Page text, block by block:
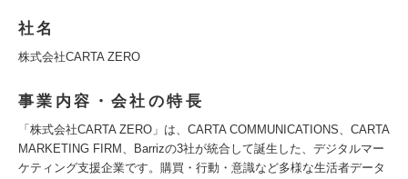
社名
株式会社CARTA ZERO
事業内容・会社の特長
「株式会社CARTA ZERO」は、CARTA COMMUNICATIONS、CARTA
MARKETING FIRM、Barrizの3社が統合して誕生した、デジタルマー
ケティング支援企業です。購買・行動・意識など多様な生活者データ